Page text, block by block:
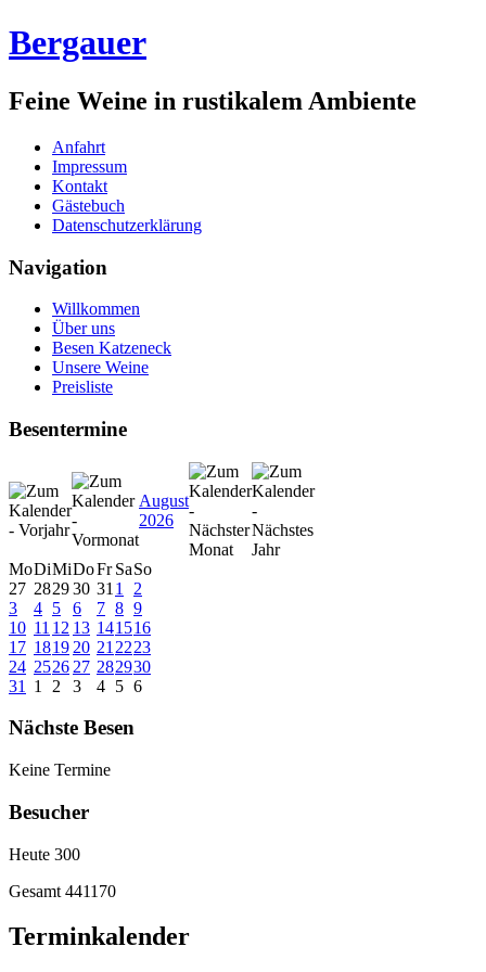
Bergauer
Feine Weine in rustikalem Ambiente
Anfahrt
Impressum
Kontakt
Gästebuch
Datenschutzerklärung
Navigation
Willkommen
Über uns
Besen Katzeneck
Unsere Weine
Preisliste
Besentermine
August
2026
MoDiMiDoFr SaSo
27 282930 31 1
2
3
4 5 6 7 8 9
10 11 12 13 141516
17 1819 20 21 2223
24 2526 27 282930
31
1 2 3 4 5 6
Nächste Besen
Keine Termine
Besucher
Heute 300
Gesamt 441170
Terminkalender